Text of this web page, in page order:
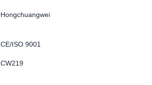
Hongchuangwei
CE/ISO 9001
CW219